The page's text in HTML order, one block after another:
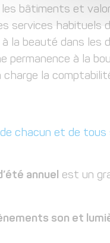
bâtiments et
services habituels
la beauté dans les
permanence à la
charge la
chacun et de tous
annuel est un
son et